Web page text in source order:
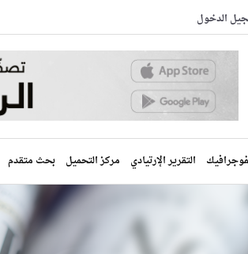
الدخول
التقرير الإرتيادي مركز التحميل بحث متقدم